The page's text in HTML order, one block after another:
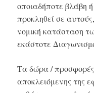
οποιαδήποτε βλάβη
προκληθεί σε
νομική κατάσταση
εκάστοτε
Τα δώρα / προσφορές
αποκλειόμενης της